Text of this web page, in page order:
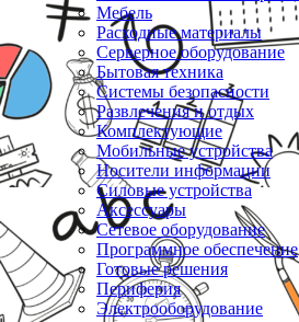
Мебель
Расходные материалы
Серверное оборудование
Бытовая техника
Системы безопасности
Развлечения и отдых
Комплектующие
Мобильные устройства
Носители информации
Силовые устройства
Аксессуары
Сетевое оборудование
Программное обеспечение
Готовые решения
Периферия
Электрооборудование